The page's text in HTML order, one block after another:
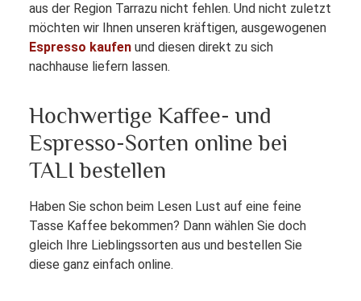
aus der Region Tarrazu nicht fehlen. Und nicht zuletzt
möchten wir Ihnen unseren kräftigen, ausgewogenen
Espresso kaufen und diesen direkt zu sich
nachhause liefern lassen.
Hochwertige Kaffee- und
Espresso-Sorten online bei
TALI bestellen
Haben Sie schon beim Lesen Lust auf eine feine
Tasse Kaffee bekommen? Dann wählen Sie doch
gleich Ihre Lieblingssorten aus und bestellen Sie
diese ganz einfach online.